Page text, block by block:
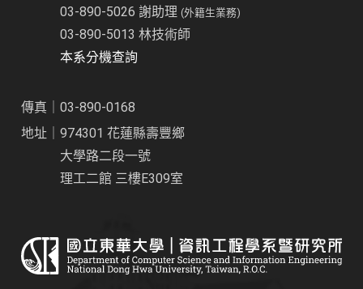
03-890-5026 謝助理(外籍生業務)
03-890-5013 林技術師
本系分機查詢
傳真｜03-890-0168
地址｜974301 花蓮縣壽豐鄉
大學路二段一號
理工二館 三樓E309室